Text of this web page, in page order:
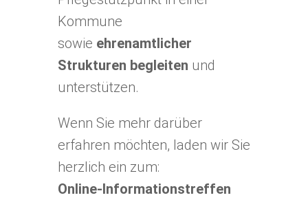
Kommune
sowie ehrenamtlicher
Strukturen begleiten und
unterstützen.
Wenn Sie mehr darüber
erfahren möchten, laden wir Sie
herzlich ein zum:
Online-Informationstreffen